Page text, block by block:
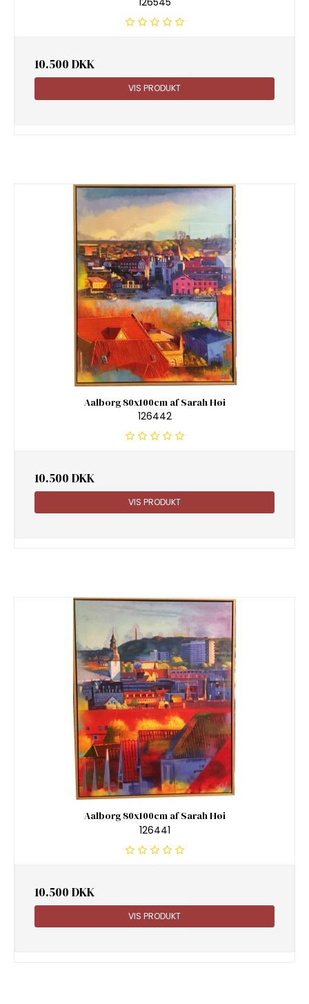
10.500 DKK
VIS PRODUKT
Aalborg 80x100cm af Sarah Høi
126442
10.500 DKK
VIS PRODUKT
Aalborg 80x100cm af Sarah Høi
126441
10.500 DKK
VIS PRODUKT